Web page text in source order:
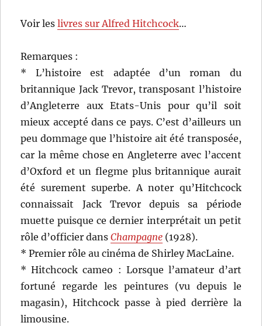
Voir leslivres sur Alfred Hitchcock…
Remarques :
* L’histoire est adaptée d’un roman du
britannique Jack Trevor, transposant l’histoire
d’Angleterre aux Etats-Unis pour qu’il soit
mieux accepté dans ce pays. C’est d’ailleurs un
peu dommage que l’histoire ait été transposée,
car la même chose en Angleterre avec l’accent
d’Oxford et un flegme plus britannique aurait
été surement superbe. A noter qu’Hitchcock
connaissait Jack Trevor depuis sa période
muette puisque ce dernier interprétait un petit
rôle d’officier dansChampagne (1928).
* Premier rôle au cinéma de Shirley MacLaine.
* Hitchcock cameo : Lorsque l’amateur d’art
fortuné regarde les peintures (vu depuis le
magasin), Hitchcock passe à pied derrière la
limousine.